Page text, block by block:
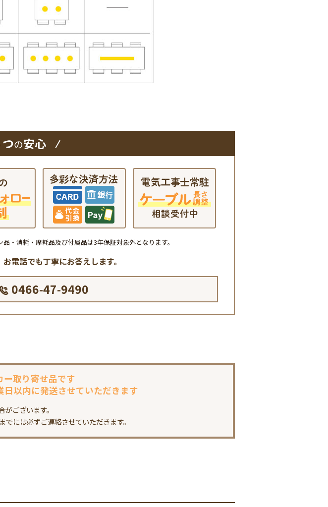
つの安心
・消耗・摩耗品及び付属品は3年保証対象外となります。
お電話でも丁寧にお答えします。
0466-47-9490
ー取り寄せ品です
日以内に発送させていただきます
ございます。
には必ずご連絡させていただきます。